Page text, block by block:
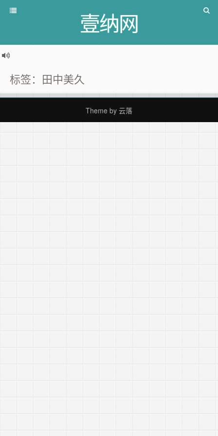
壹纳网
标签：田中美久
Theme by 云落